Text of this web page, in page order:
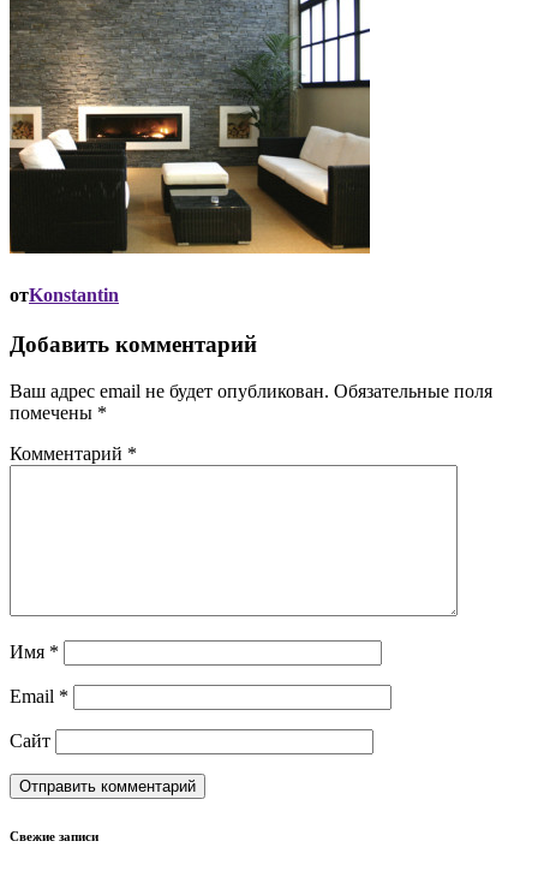
отKonstantin
Добавить комментарий
Ваш адрес email не будет опубликован. Обязательные поля
помечены *
Комментарий *
Имя *
Email *
Сайт
Свежие записи